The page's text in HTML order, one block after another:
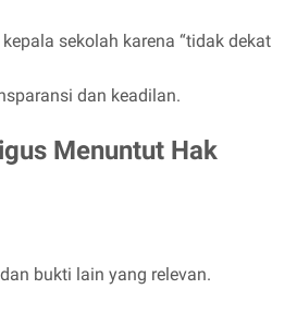
sekolah karena “tidak dekat
dan keadilan.
Menuntut Hak
bukti lain yang relevan.